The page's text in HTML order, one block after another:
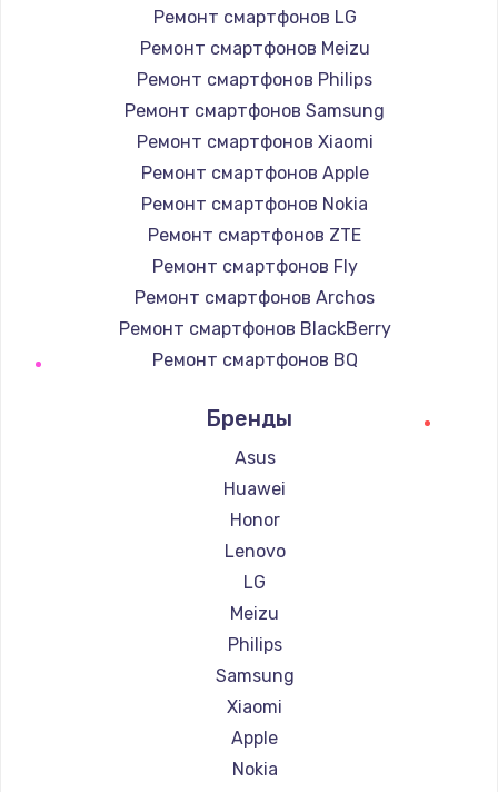
Ремонт смартфонов LG
Ремонт смартфонов Meizu
Ремонт смартфонов Philips
Ремонт смартфонов Samsung
Ремонт смартфонов Xiaomi
Ремонт смартфонов Apple
Ремонт смартфонов Nokia
Ремонт смартфонов ZTE
Ремонт смартфонов Fly
Ремонт смартфонов Archos
Ремонт смартфонов BlackBerry
Ремонт смартфонов BQ
Ремонт смартфонов Digma
Ремонт смартфонов Ginzzu
Ремонт смартфонов Highscreen
Ремонт смартфонов Irbis
Ремонт смартфонов Kyocera
Ремонт смартфонов LeEco
Ремонт смартфонов OnePlus
Ремонт смартфонов teXet
Ремонт смартфонов Motorola
Ремонт смартфонов Prestigio
Ремонт смартфонов Vertex
Ремонт смартфонов Microsoft
Бренды
Asus
Huawei
Honor
Lenovo
LG
Meizu
Philips
Samsung
Xiaomi
Apple
Nokia